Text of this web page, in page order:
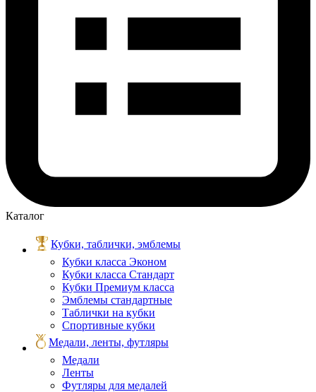
Каталог
Кубки, таблички, эмблемы
Кубки класса Эконом
Кубки класса Стандарт
Кубки Премиум класса
Эмблемы стандартные
Таблички на кубки
Спортивные кубки
Медали, ленты, футляры
Медали
Ленты
Футляры для медалей